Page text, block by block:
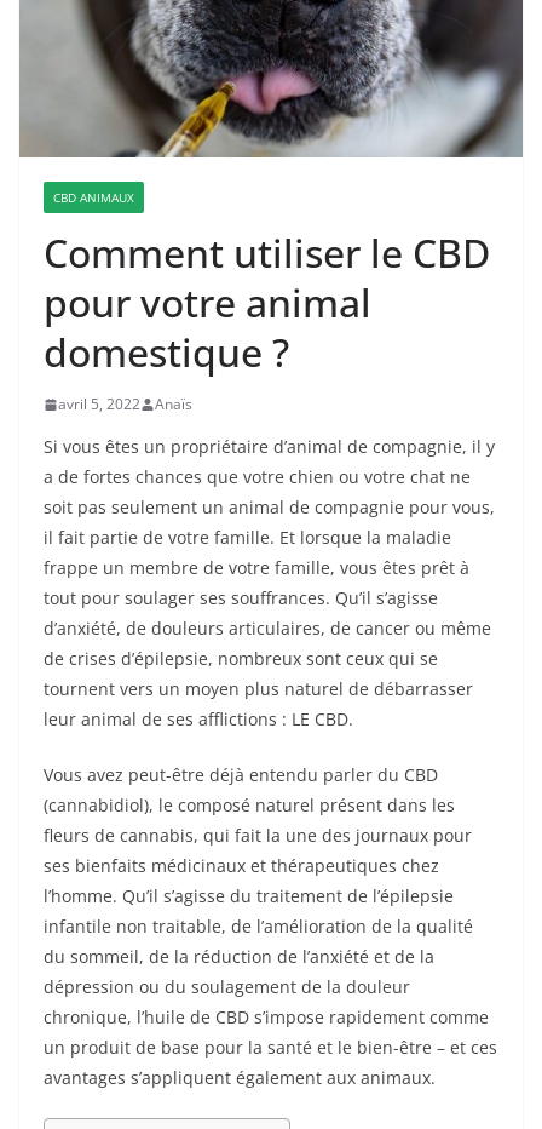
CBD ANIMAUX
Comment utiliser le CBD
pour votre animal
domestique ?
avril 5, 2022 Anaïs
Si vous êtes un propriétaire d’animal de compagnie, il y
a de fortes chances que votre chien ou votre chat ne
soit pas seulement un animal de compagnie pour vous,
il fait partie de votre famille. Et lorsque la maladie
frappe un membre de votre famille, vous êtes prêt à
tout pour soulager ses souffrances. Qu’il s’agisse
d’anxiété, de douleurs articulaires, de cancer ou même
de crises d’épilepsie, nombreux sont ceux qui se
tournent vers un moyen plus naturel de débarrasser
leur animal de ses afflictions : LE CBD.
Vous avez peut-être déjà entendu parler du CBD
(cannabidiol), le composé naturel présent dans les
fleurs de cannabis, qui fait la une des journaux pour
ses bienfaits médicinaux et thérapeutiques chez
l’homme. Qu’il s’agisse du traitement de l’épilepsie
infantile non traitable, de l’amélioration de la qualité
du sommeil, de la réduction de l’anxiété et de la
dépression ou du soulagement de la douleur
chronique, l’huile de CBD s’impose rapidement comme
un produit de base pour la santé et le bien-être – et ces
avantages s’appliquent également aux animaux.